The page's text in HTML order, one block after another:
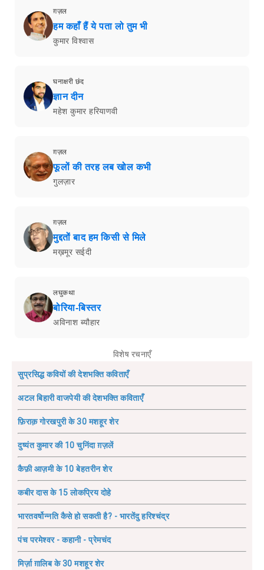
ग़ज़ल
हम कहाँ हैं ये पता लो तुम भी
कुमार विश्वास
घनाक्षरी छंद
ज्ञान दीन
महेश कुमार हरियाणवी
ग़ज़ल
फूलों की तरह लब खोल कभी
गुलज़ार
ग़ज़ल
मुद्दतों बाद हम किसी से मिले
मख़मूर सईदी
लघुकथा
बोरिया-बिस्तर
अविनाश ब्यौहार
विशेष रचनाएँ
सुप्रसिद्ध कवियों की देशभक्ति कविताएँ
अटल बिहारी वाजपेयी की देशभक्ति कविताएँ
फ़िराक़ गोरखपुरी के 30 मशहूर शेर
दुष्यंत कुमार की 10 चुनिंदा ग़ज़लें
कैफ़ी आज़मी के 10 बेहतरीन शेर
कबीर दास के 15 लोकप्रिय दोहे
भारतवर्षोन्नति कैसे हो सकती है? - भारतेंदु हरिश्चंद्र
पंच परमेश्वर - कहानी - प्रेमचंद
मिर्ज़ा ग़ालिब के 30 मशहूर शेर